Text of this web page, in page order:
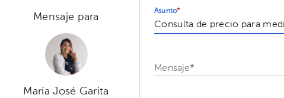
Mensaje para
María José Garita
Asunto*
Mensaje*